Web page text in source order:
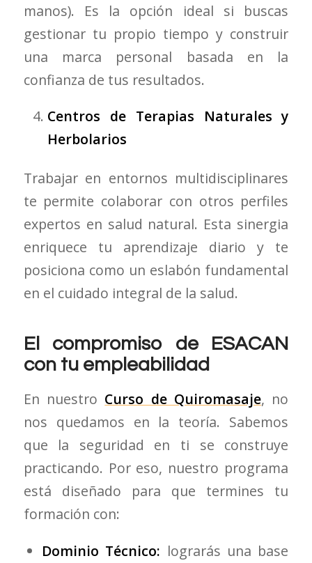
manos). Es la opción ideal si buscas
gestionar tu propio tiempo y construir
una marca personal basada en la
confianza de tus resultados.
Centros de Terapias Naturales y
Herbolarios
Trabajar en entornos multidisciplinares
te permite colaborar con otros perfiles
expertos en salud natural. Esta sinergia
enriquece tu aprendizaje diario y te
posiciona como un eslabón fundamental
en el cuidado integral de la salud.
El compromiso de ESACAN
con tu empleabilidad
En nuestro Curso de Quiromasaje, no
nos quedamos en la teoría. Sabemos
que la seguridad en ti se construye
practicando. Por eso, nuestro programa
está diseñado para que termines tu
formación con:
Dominio Técnico: lograrás una base